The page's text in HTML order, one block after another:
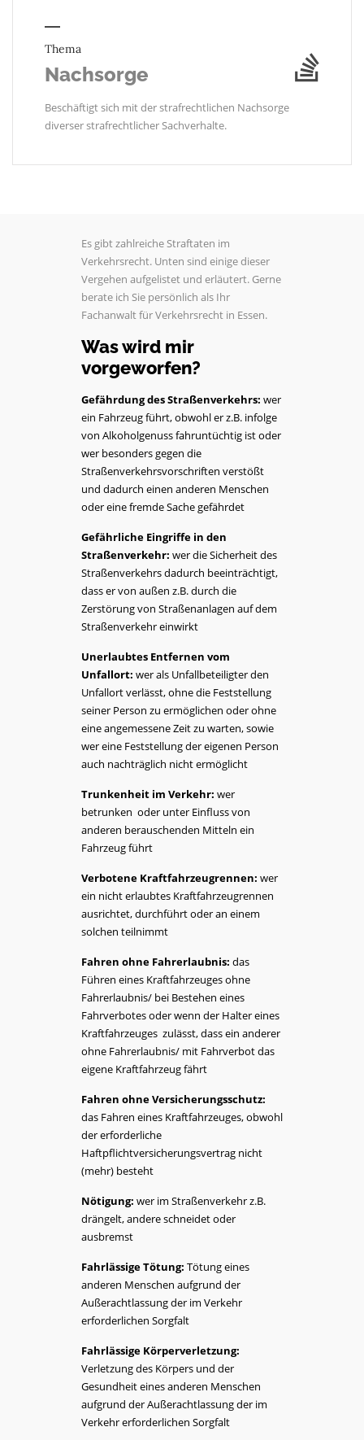
Thema
Nachsorge
Beschäftigt sich mit der strafrechtlichen Nachsorge
diverser strafrechtlicher Sachverhalte.
Es gibt zahlreiche Straftaten im
Verkehrsrecht. Unten sind einige dieser
Vergehen aufgelistet und erläutert. Gerne
berate ich Sie persönlich als Ihr
Fachanwalt für Verkehrsrecht in Essen.
Was wird mir
vorgeworfen?
Gefährdung des Straßenverkehrs: wer
ein Fahrzeug führt, obwohl er z.B. infolge
von Alkoholgenuss fahruntüchtig ist oder
wer besonders gegen die
Straßenverkehrsvorschriften verstößt
und dadurch einen anderen Menschen
oder eine fremde Sache gefährdet
Gefährliche Eingriffe in den
Straßenverkehr: wer die Sicherheit des
Straßenverkehrs dadurch beeinträchtigt,
dass er von außen z.B. durch die
Zerstörung von Straßenanlagen auf dem
Straßenverkehr einwirkt
Unerlaubtes Entfernen vom
Unfallort: wer als Unfallbeteiligter den
Unfallort verlässt, ohne die Feststellung
seiner Person zu ermöglichen oder ohne
eine angemessene Zeit zu warten, sowie
wer eine Feststellung der eigenen Person
auch nachträglich nicht ermöglicht
Trunkenheit im Verkehr: wer
betrunken oder unter Einfluss von
anderen berauschenden Mitteln ein
Fahrzeug führt
Verbotene Kraftfahrzeugrennen: wer
ein nicht erlaubtes Kraftfahrzeugrennen
ausrichtet, durchführt oder an einem
solchen teilnimmt
Fahren ohne Fahrerlaubnis: das
Führen eines Kraftfahrzeuges ohne
Fahrerlaubnis/ bei Bestehen eines
Fahrverbotes oder wenn der Halter eines
Kraftfahrzeuges zulässt, dass ein anderer
ohne Fahrerlaubnis/ mit Fahrverbot das
eigene Kraftfahrzeug fährt
Fahren ohne Versicherungsschutz:
das Fahren eines Kraftfahrzeuges, obwohl
der erforderliche
Haftpflichtversicherungsvertrag nicht
(mehr) besteht
Nötigung: wer im Straßenverkehr z.B.
drängelt, andere schneidet oder
ausbremst
Fahrlässige Tötung: Tötung eines
anderen Menschen aufgrund der
Außerachtlassung der im Verkehr
erforderlichen Sorgfalt
Fahrlässige Körperverletzung:
Verletzung des Körpers und der
Gesundheit eines anderen Menschen
aufgrund der Außerachtlassung der im
Verkehr erforderlichen Sorgfalt